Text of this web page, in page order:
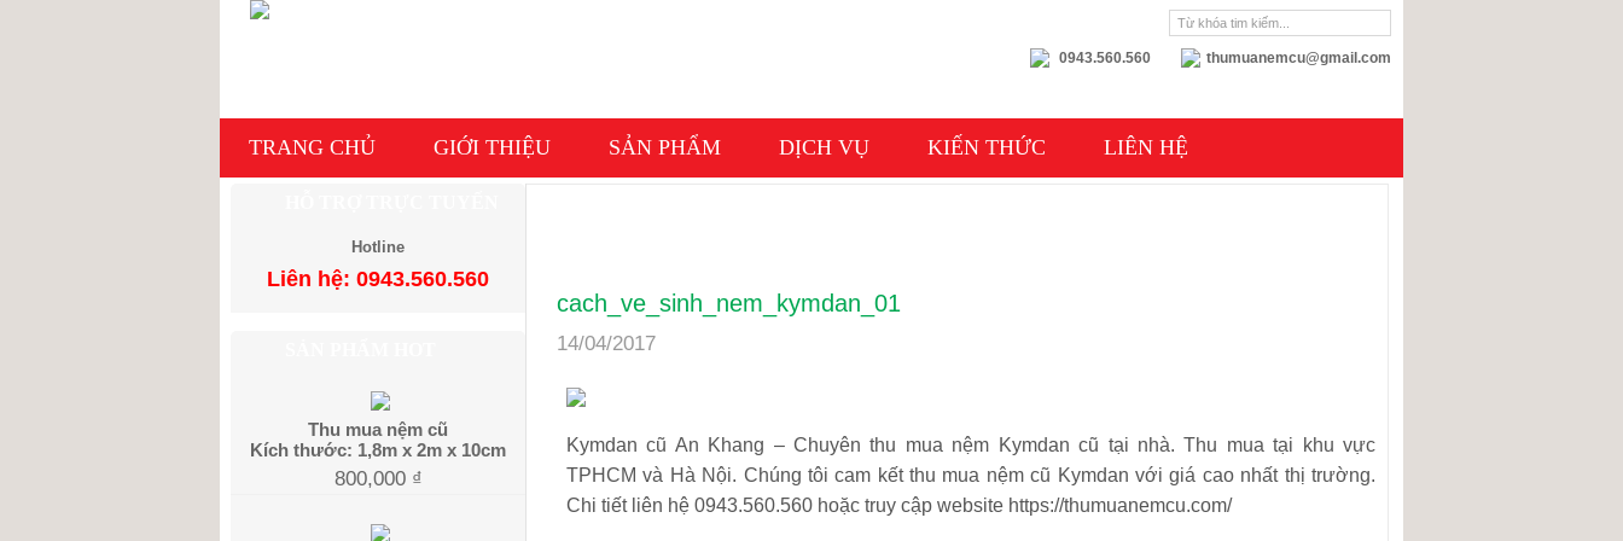
0943.560.560 thumuanemcu@gmail.com
TRANG CHỦ GIỚI THIỆU SẢN PHẨM DỊCH VỤ KIẾN THỨC LIÊN HỆ
cach_ve_sinh_nem_kymdan_01
14/04/2017
Kymdan cũ An Khang – Chuyên thu mua nệm Kymdan cũ tại nhà. Thu mua tại khu vực
TPHCM và Hà Nội. Chúng tôi cam kết thu mua nệm cũ Kymdan với giá cao nhất thị trường.
Chi tiết liên hệ 0943.560.560 hoặc truy cập website https://thumuanemcu.com/
Hotline
Liên hệ: 0943.560.560
Thu mua nệm cũ
Kích thước: 1,8m x 2m x 10cm
800,000 ₫